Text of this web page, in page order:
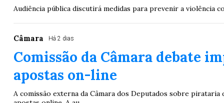
Audiência pública discutirá medidas para prevenir a violência
Câmara Há 2 dias
Comissão da Câmara debate
apostas on-line
A comissão externa da Câmara dos Deputados sobre